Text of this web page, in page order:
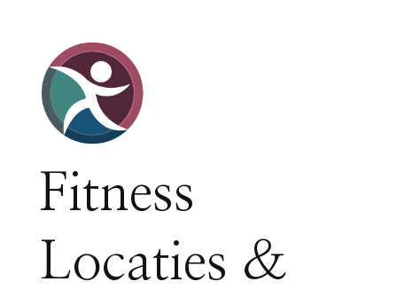
Fitness
Locaties &